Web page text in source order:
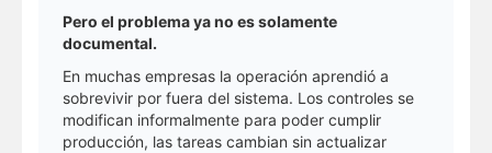
Pero el problema ya no es solamente
documental.
En muchas empresas la operación aprendió a
sobrevivir por fuera del sistema. Los controles se
modifican informalmente para poder cumplir
producción, las tareas cambian sin actualizar